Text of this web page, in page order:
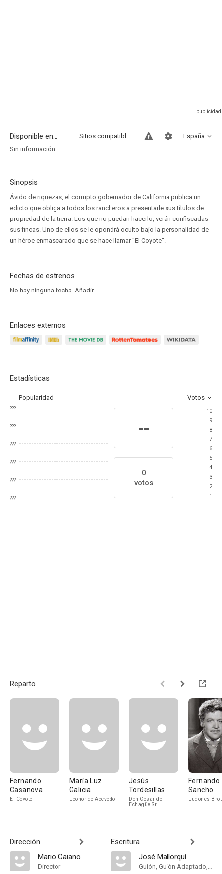
Disponible en... España
Sitios compatibles
Sin información
Sinopsis
Ávido de riquezas, el corrupto gobernador de California publica un
edicto que obliga a todos los rancheros a presentarle sus títulos de
propiedad de la tierra. Los que no puedan hacerlo, verán confiscadas
sus fincas. Uno de ellos se le opondrá oculto bajo la personalidad de
un héroe enmascarado que se hace llamar ''El Coyote''.
Fechas de estrenos
No hay ninguna fecha. Añadir
Enlaces externos
Estadísticas
Popularidad Votos
???
???
???
???
???
???
--
0
votos
10
9
8
7
6
5
4
3
2
1
Reparto
Fernando
Casanova
El Coyote
María Luz
Galicia
Leonor de Acevedo
Jesús
Tordesillas
Don César de
Echagüe Sr.
Fernando
Sancho
Lugones
Dirección
Mario Caiano
Director
Escritura
José Mallorquí
Guión, Guión Adaptado, Novela, Personajes, Dialogue, Screenstory, Comic